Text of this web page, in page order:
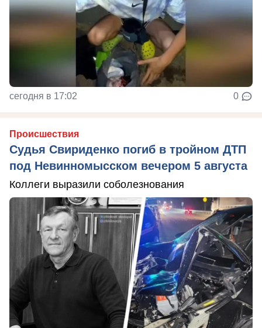
сегодня в 17:02 0
Происшествия
Судья Свириденко погиб в тройном ДТП
под Невинномысском вечером 5 августа
Коллеги выразили соболезнования